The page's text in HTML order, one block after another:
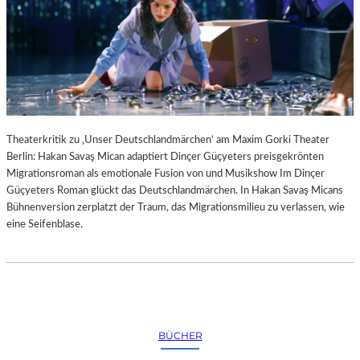
Theaterkritik zu ‚Unser Deutschlandmärchen‘ am Maxim Gorki Theater
Berlin: Hakan Savaş Mican adaptiert Dinçer Güçyeters preisgekrönten
Migrationsroman als emotionale Fusion von und Musikshow Im Dinçer
Güçyeters Roman glückt das Deutschlandmärchen. In Hakan Savaş Micans
Bühnenversion zerplatzt der Traum, das Migrationsmilieu zu verlassen, wie
eine Seifenblase.
BÜCHER